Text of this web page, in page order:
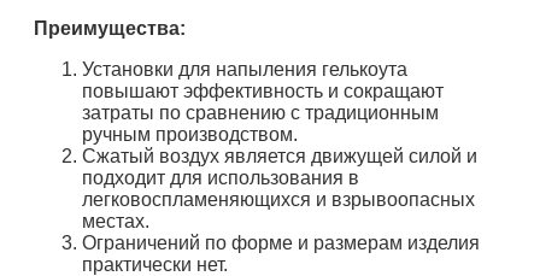
Преимущества:
Установки для напыления гелькоута
повышают эффективность и сокращают
затраты по сравнению с традиционным
ручным производством.
Сжатый воздух является движущей силой и
подходит для использования в
легковоспламеняющихся и взрывоопасных
местах.
Ограничений по форме и размерам изделия
практически нет.